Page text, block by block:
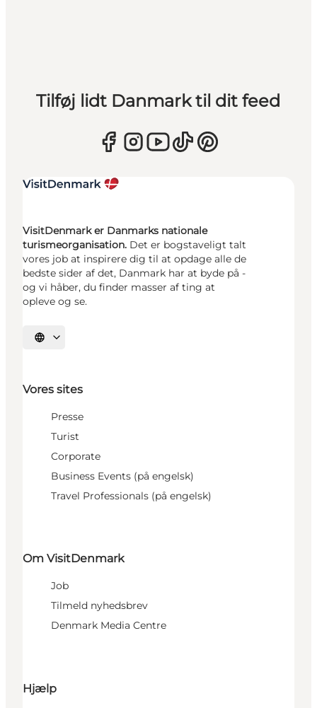
Tilføj lidt Danmark til dit feed
VisitDenmark er Danmarks nationale
turismeorganisation. Det er bogstaveligt talt
vores job at inspirere dig til at opdage alle de
bedste sider af det, Danmark har at byde på -
og vi håber, du finder masser af ting at
opleve og se.
Vælg sprog
Vores sites
Presse
Turist
Corporate
Business Events (på engelsk)
Travel Professionals (på engelsk)
Om VisitDenmark
Job
Tilmeld nyhedsbrev
Denmark Media Centre
Hjælp